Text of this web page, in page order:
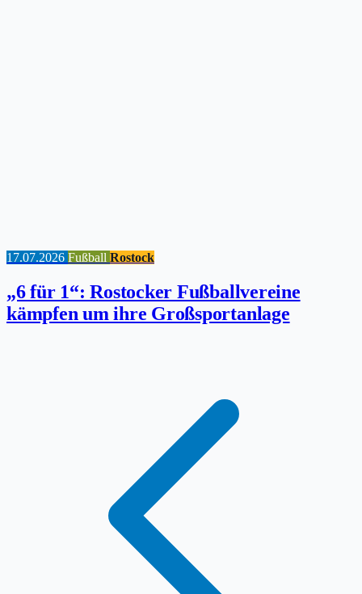
17.07.2026 Fußball Rostock
„6 für 1“: Rostocker Fußballvereine
kämpfen um ihre Großsportanlage